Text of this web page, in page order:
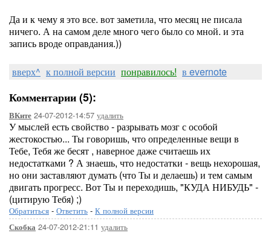
Да и к чему я это все. вот заметила, что месяц не писала
ничего. А на самом деле много чего было со мной. и эта
запись вроде оправдания.))
вверх^ к полной версии понравилось! в evernote
Комментарии (5):
ВКите 24-07-2012-14:57 удалить
У мыслей есть свойство - разрывать мозг с особой
жестокостью... Ты говоришь, что определенные вещи в
Тебе, Тебя же бесят , наверное даже считаешь их
недостатками ? А знаешь, что недостатки - вещь нехорошая,
но они заставляют думать (что Ты и делаешь) и тем самым
двигать прогресс. Вот Ты и переходишь, "КУДА НИБУДЬ" -
(цитирую Тебя) ;)
Обратиться - Ответить - К полной версии
Скобка 24-07-2012-21:11 удалить